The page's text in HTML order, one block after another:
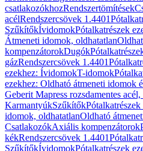
csatlakozókhozRendszertömítések
acélRendszercsövek 1.4401
SzűkítőkÍvidomokPótalkatrészek
Átmeneti idomok, oldhatatlan
kompenzátorokDugók
gázRendszercsövek 1.4401
ezekhez: ÍvidomokT-idomok
ezekhez: Oldható átmeneti idomok
Geberit Mapress rozsdamentes
KarmantyúkSzűkítők
idomok, oldhatatlanOldható
CsatlakozókAxiális kompenzátorok
kékRendszercsövek 1.4401
SzűkítőkÍvidomokPótalkatrészek